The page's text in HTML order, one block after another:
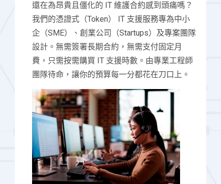
還在為昂貴且僵化的 IT 維護合約感到頭痛嗎？
我們的憑證式（Token） IT 支援服務專為中小
企（SME）、創業公司（Startups）及專案團隊
設計。無需簽署長期合約，無需支付固定月
費，只需按需購買 IT 支援時數。由專業工程師
團隊待命，讓你的預算每一分都花在刀口上。